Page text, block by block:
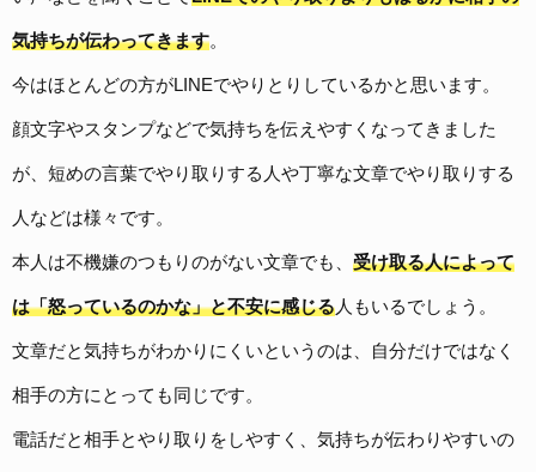
気持ちが伝わってきます。
今はほとんどの方がLINEでやりとりしているかと思います。
顔文字やスタンプなどで気持ちを伝えやすくなってきました
が、短めの言葉でやり取りする人や丁寧な文章でやり取りする
人などは様々です。
本人は不機嫌のつもりのがない文章でも、 受け取る人によって
は「怒っているのかな」と不安に感じる人もいるでしょう。
文章だと気持ちがわかりにくいというのは、自分だけではなく
相手の方にとっても同じです。
電話だと相手とやり取りをしやすく、気持ちが伝わりやすいの